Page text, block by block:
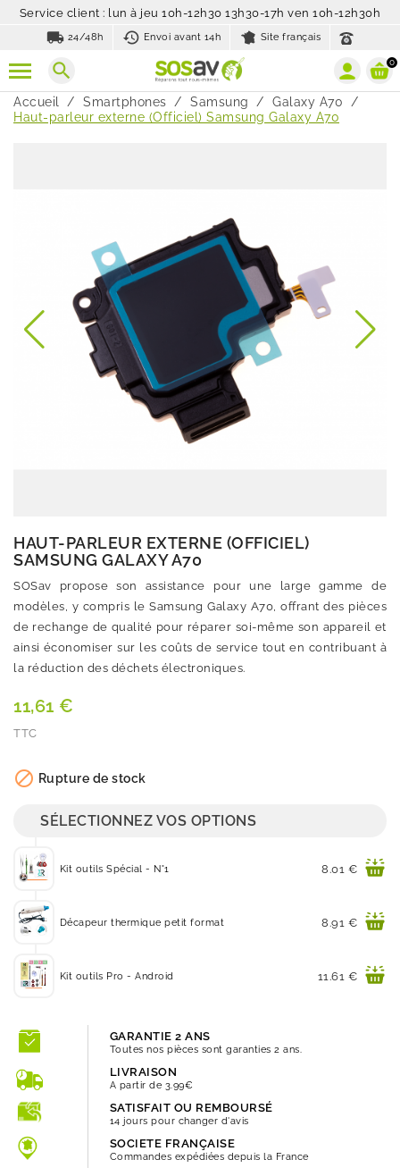
Service client : lun à jeu 10h-12h30 13h30-17h ven 10h-12h30h
local_shipping 24/48h history_toggle_off
Envoi avant 14h Site français
search 0
Accueil Smartphones Samsung
Galaxy A70
Haut-parleur externe (Officiel) Samsung Galaxy A70
HAUT-PARLEUR EXTERNE (OFFICIEL)
SAMSUNG GALAXY A70
SOSav propose son assistance pour une large gamme de
modèles, y compris le Samsung Galaxy A70, offrant des pièces
de rechange de qualité pour réparer soi-même son appareil et
ainsi économiser sur les coûts de service tout en contribuant à
la réduction des déchets électroniques.
11,61 €
TTC
 Rupture de stock
SÉLECTIONNEZ VOS OPTIONS
Kit outils Spécial - N°1 Prix
8.01 €
Décapeur thermique petit format Prix
8.91 €
Kit outils Pro - Android Prix
11.61 €
GARANTIE 2 ANS
Toutes nos pièces sont garanties 2 ans.
LIVRAISON
A partir de 3.99€
SATISFAIT OU REMBOURSÉ
14 jours pour changer d'avis
SOCIETE FRANÇAISE
Commandes expédiées depuis la France